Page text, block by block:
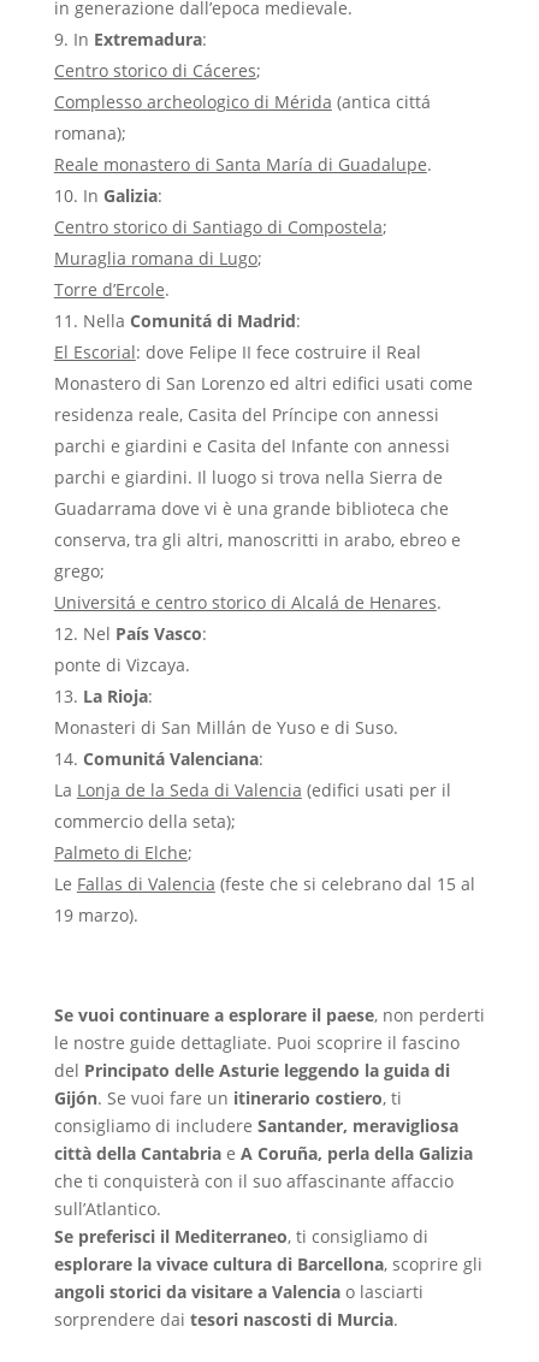
in generazione dall’epoca medievale.
In Extremadura:
Centro storico di Cáceres;
Complesso archeologico di Mérida (antica cittá
romana);
Reale monastero di Santa María di Guadalupe.
In Galizia:
Centro storico di Santiago di Compostela;
Muraglia romana di Lugo;
Torre d’Ercole.
Nella Comunitá di Madrid:
El Escorial: dove Felipe II fece costruire il Real
Monastero di San Lorenzo ed altri edifici usati come
residenza reale, Casita del Príncipe con annessi
parchi e giardini e Casita del Infante con annessi
parchi e giardini. Il luogo si trova nella Sierra de
Guadarrama dove vi è una grande biblioteca che
conserva, tra gli altri, manoscritti in arabo, ebreo e
grego;
Universitá e centro storico di Alcalá de Henares.
Nel País Vasco:
ponte di Vizcaya.
La Rioja:
Monasteri di San Millán de Yuso e di Suso.
Comunitá Valenciana:
La Lonja de la Seda di Valencia (edifici usati per il
commercio della seta);
Palmeto di Elche;
Le Fallas di Valencia (feste che si celebrano dal 15 al
19 marzo).
Se vuoi continuare a esplorare il paese, non perderti
le nostre guide dettagliate. Puoi scoprire il fascino
del Principato delle Asturie leggendo la guida di
Gijón. Se vuoi fare un itinerario costiero, ti
consigliamo di includere Santander, meravigliosa
città della Cantabriae A Coruña, perla della Galizia
che ti conquisterà con il suo affascinante affaccio
sull’Atlantico.
Se preferisci il Mediterraneo, ti consigliamo di
esplorare la vivace cultura di Barcellona, scoprire gli
angoli storici da visitare a Valenciao lasciarti
sorprendere dai tesori nascosti di Murcia.